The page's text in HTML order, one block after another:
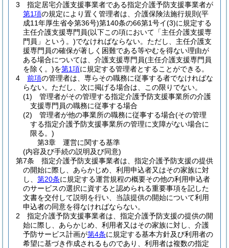
3
指定居宅介護支援事業者である指定介護予防支援事業者が
第1項の規定により置く管理者は、介護保険法施行規則 (平
成11年厚生省令第36号)第140条の66第1号イ(3)に規定する
主任介護支援専門員(以下この項において「主任介護支援専
門員」という。)でなければならない。 ただし、主任介護支
援専門員の確保が著しく困難である等やむを得ない理由が
ある場合については、介護支援専門員(主任介護支援専門員
を除く。)を第1項に規定する管理者とすることができる。
4
前項の管理者は、専らその職務に従事する者でなければな
らない。 ただし、次に掲げる場合は、この限りでない。
(1)
管理者がその管理する指定介護予防支援事業所の介護
支援専門員の職務に従事する場合
(2)
管理者が他の事業所の職務に従事する場合(その管理
する指定介護予防支援事業所の管理に支障がない場合に
限る。)
第3章
運営に関する基準
(内容及び手続の説明及び同意)
第7条
指定介護予防支援事業者は、指定介護予防支援の提供
の開始に際し、あらかじめ、利用申込者又はその家族に対
し、 第20条に規定する運営規程の概要その他の利用申込者
のサービスの選択に資すると認められる重要事項を記した
文書を交付して説明を行い、当該提供の開始について利用
申込者の同意を得なければならない。
2
指定介護予防支援事業者は、指定介護予防支援の提供の開
始に際し、あらかじめ、利用者又はその家族に対し、介護
予防サービス計画が第4条に規定する基本方針及び利用者の
希望に基づき作成されるものであり、利用者は複数の指定